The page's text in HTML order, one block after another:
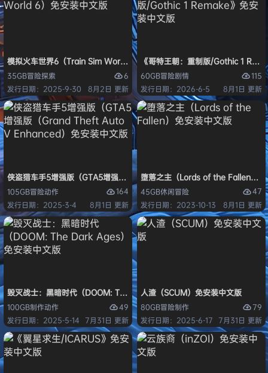
模拟火车世界6（Train Sim World 6）免安装中文版
35GB冒险探索
6
发行日期：2025-9-30
8月2日 更新
《哥特王朝：重制版/Gothic 1
60GB冒险剧情
115
发行日期：2026-6-5
8月1日 更新
侠盗猎车手5增强版（GTA5增强版（Grand Theft Auto V Enhanced）免
105GB冒险动作
164
发行日期：2025-3-4
8月1日 更新
堕落之主（Lords of the Fallen）免
45GB休闲冒险
47
发行日期：2023-10-13
8月1日 更新
毁灭战士：黑暗时代（DOOM: The Dark Ages）免安装中文版
100GB制作动作
49
发行日期：2025-5-14
7月31日 更新
人渣（SCUM）免安装中文版
80GB冒险制作
79
发行日期：2025-6-17
7月31日 更新